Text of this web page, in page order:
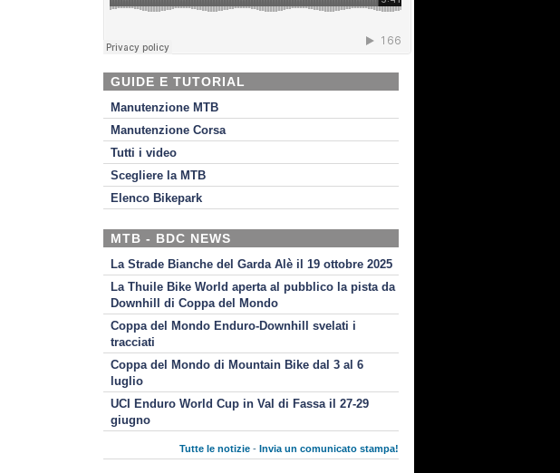
GUIDE E TUTORIAL
Manutenzione MTB
Manutenzione Corsa
Tutti i video
Scegliere la MTB
Elenco Bikepark
MTB - BDC NEWS
La Strade Bianche del Garda Alè il 19 ottobre 2025
La Thuile Bike World aperta al pubblico la pista da
Downhill di Coppa del Mondo
Coppa del Mondo Enduro-Downhill svelati i
tracciati
Coppa del Mondo di Mountain Bike dal 3 al 6
luglio
UCI Enduro World Cup in Val di Fassa il 27-29
giugno
Tutte le notizie -Invia un comunicato stampa!